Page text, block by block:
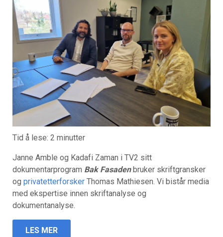
Tid å lese: 2 minutter
Janne Amble og Kadafi Zaman i TV2 sitt
dokumentarprogram Bak Fasadenbruker skriftgransker
og privatetterforsker Thomas Mathiesen. Vi bistår media
med ekspertise innen skriftanalyse og
dokumentanalyse.
LES MER